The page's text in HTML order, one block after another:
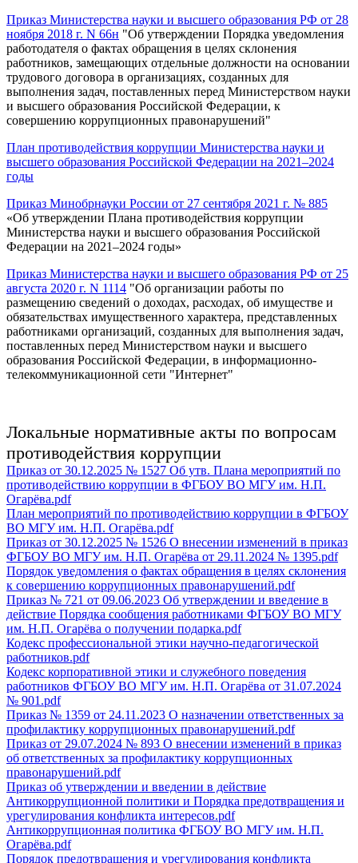
Приказ Министерства науки и высшего образования РФ от 28
ноября 2018 г. N 66н "Об утверждении Порядка уведомления
работодателя о фактах обращения в целях склонения
работников, замещающих отдельные должности на основании
трудового договора в организациях, созданных для
выполнения задач, поставленных перед Министерством науки
и высшего образования Российской Федерации, к
совершению коррупционных правонарушений"
План противодействия коррупции Министерства науки и
высшего образования Российской Федерации на 2021–2024
годы
Приказ Минобрнауки России от 27 сентября 2021 г. № 885
«Об утверждении Плана противодействия коррупции
Министерства науки и высшего образования Российской
Федерации на 2021–2024 годы»
Приказ Министерства науки и высшего образования РФ от 25
августа 2020 г. N 1114 "Об организации работы по
размещению сведений о доходах, расходах, об имуществе и
обязательствах имущественного характера, представленных
работниками организаций, созданных для выполнения задач,
поставленных перед Министерством науки и высшего
образования Российской Федерации, в информационно-
телекоммуникационной сети "Интернет"
Локальные нормативные акты по вопросам
противодействия коррупции
Приказ от 30.12.2025 № 1527 Об утв. Плана мероприятий по
противодействию коррупции в ФГБОУ ВО МГУ им. Н.П.
Огарёва.pdf
План мероприятий по противодействию коррупции в ФГБОУ
ВО МГУ им. Н.П. Огарёва.pdf
Приказ от 30.12.2025 № 1526 О внесении изменений в приказ
ФГБОУ ВО МГУ им. Н.П. Огарёва от 29.11.2024 № 1395.pdf
Порядок уведомления о фактах обращения в целях склонения
к совершению коррупционных правонарушений.pdf
Приказ № 721 от 09.06.2023 Об утверждении и введение в
действие Порядка сообщения работниками ФГБОУ ВО МГУ
им. Н.П. Огарёва о получении подарка.pdf
Кодекс профессиональной этики научно-педагогической
работников.pdf
Кодекс корпоративной этики и служебного поведения
работников ФГБОУ ВО МГУ им. Н.П. Огарёва от 31.07.2024
№ 901.pdf
Приказ № 1359 от 24.11.2023 О назначении ответственных за
профилактику коррупционных правонарушений.pdf
Приказ от 29.07.2024 № 893 О внесении изменений в приказ
об ответственных за профилактику коррупционных
правонарушений.pdf
Приказ об утверждении и введении в действие
Антикоррупционной политики и Порядка предотвращения и
урегулирования конфликта интересов.pdf
Антикоррупционная политика ФГБОУ ВО МГУ им. Н.П.
Огарёва.pdf
Порядок предотвращения и урегулирования конфликта